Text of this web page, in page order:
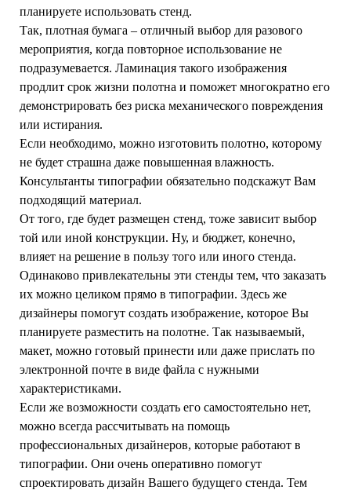
планируете использовать стенд.
Так, плотная бумага – отличный выбор для разового
мероприятия, когда повторное использование не
подразумевается. Ламинация такого изображения
продлит срок жизни полотна и поможет многократно его
демонстрировать без риска механического повреждения
или истирания.
Если необходимо, можно изготовить полотно, которому
не будет страшна даже повышенная влажность.
Консультанты типографии обязательно подскажут Вам
подходящий материал.
От того, где будет размещен стенд, тоже зависит выбор
той или иной конструкции. Ну, и бюджет, конечно,
влияет на решение в пользу того или иного стенда.
Одинаково привлекательны эти стенды тем, что заказать
их можно целиком прямо в типографии. Здесь же
дизайнеры помогут создать изображение, которое Вы
планируете разместить на полотне. Так называемый,
макет, можно готовый принести или даже прислать по
электронной почте в виде файла с нужными
характеристиками.
Если же возможности создать его самостоятельно нет,
можно всегда рассчитывать на помощь
профессиональных дизайнеров, которые работают в
типографии. Они очень оперативно помогут
спроектировать дизайн Вашего будущего стенда. Тем